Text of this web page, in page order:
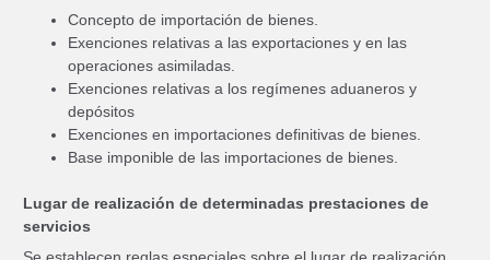
Concepto de importación de bienes.
Exenciones relativas a las exportaciones y en las
operaciones asimiladas.
Exenciones relativas a los regímenes aduaneros y
depósitos
Exenciones en importaciones definitivas de bienes.
Base imponible de las importaciones de bienes.
Lugar de realización de determinadas prestaciones de
servicios